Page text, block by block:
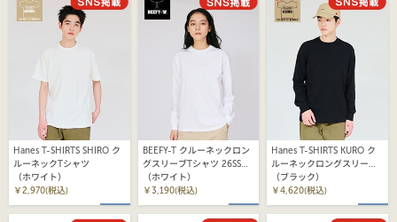
Hanes T-SHIRTS SHIRO ク
ルーネックTシャツ
（ホワイト）
￥2,970(税込)
BEEFY-T クルーネックロン
グスリーブTシャツ 26SS
BEEFY-T ヘインズ(HM4-
D001)
（ホワイト）
￥3,190(税込)
Hanes T-SHIRTS KURO ク
ルーネックロングスリーブT
シャツ
（ブラック）
￥4,620(税込)